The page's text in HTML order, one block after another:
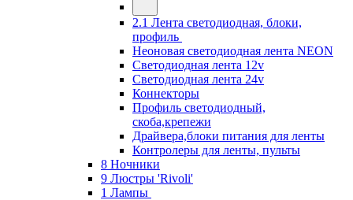
2.1 Лента светодиодная, блоки,
профиль
Неоновая светодиодная лента NEON
Светодиодная лента 12v
Светодиодная лента 24v
Коннекторы
Профиль светодиодный,
скоба,крепежи
Драйвера,блоки питания для ленты
Контролеры для ленты, пульты
8 Ночники
9 Люстры 'Rivoli'
1 Лампы